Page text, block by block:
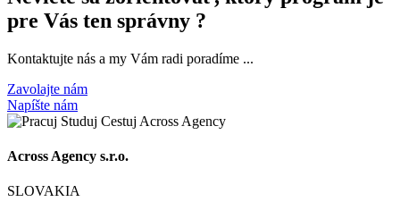
pre Vás ten správny ?
Kontaktujte nás a my Vám radi poradíme ...
Zavolajte nám
Napíšte nám
Across Agency s.r.o.
SLOVAKIA